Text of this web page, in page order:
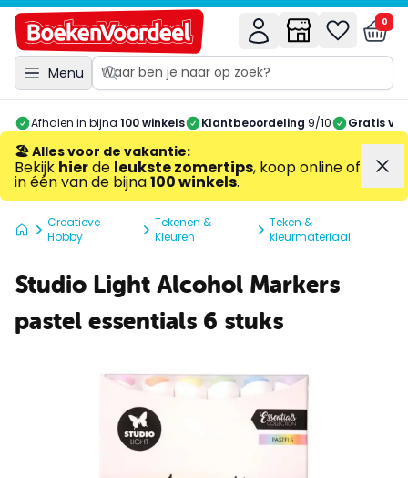
Menu
0
Afhalen in bijna 100 winkels Klantbeoordeling 9/10 Gratis
🏖️ Alles voor de vakantie:
Bekijk hierde leukste zomertips, koop online of
in één van de bijna100 winkels.
Creatieve
Hobby
Tekenen &
Kleuren
Teken &
kleurmateriaal
Studio Light Alcohol Markers
pastel essentials 6 stuks